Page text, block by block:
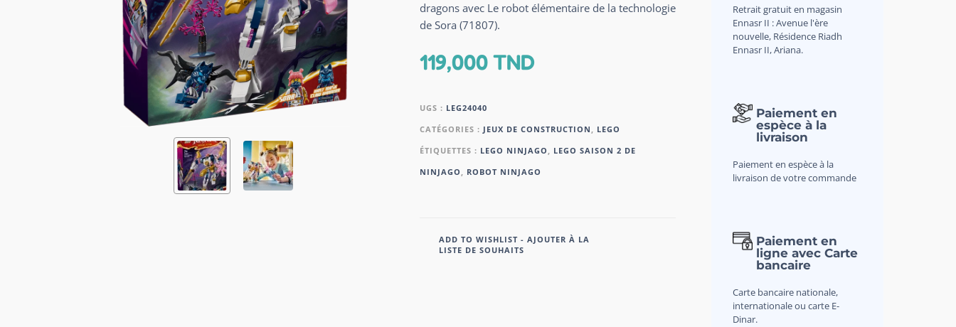
dragons avec Le robot élémentaire de la technologie
de Sora (71807).
119,000TND
UGS : LEG24040
CATÉGORIES : JEUX DE CONSTRUCTION , LEGO
ÉTIQUETTES : LEGO NINJAGO , LEGO SAISON 2 DE
NINJAGO , ROBOT NINJAGO
ADD TO WISHLIST - AJOUTER À LA
LISTE DE SOUHAITS
Retrait gratuit en magasin
Ennasr II : Avenue l'ère
nouvelle, Résidence Riadh
Ennasr II, Ariana.
Paiement en
espèce à la
livraison
Paiement en espèce à la
livraison de votre commande
Paiement en
ligne avec Carte
bancaire
Carte bancaire nationale,
internationale ou carte E-
Dinar.